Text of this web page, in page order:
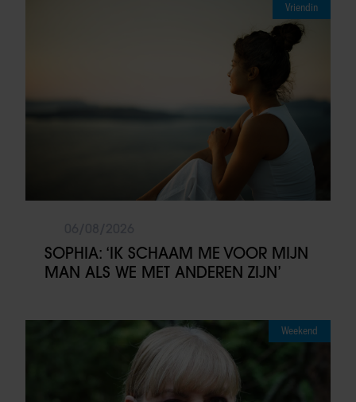
Vriendin
SOPHIA: ‘IK SCHAAM ME VOOR MIJN
MAN ALS WE MET ANDEREN ZIJN’
Weekend